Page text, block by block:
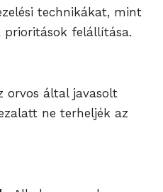
technikákat, mint
prioritások felállítása.
orvos által javasolt
ne terheljék az